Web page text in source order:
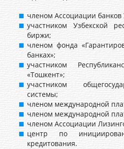
членом Ассоциации банков
участником Узбекской
биржи;
членом фонда
банках»;
участником
«Тошкент»;
участником
системы;
членом международной
членом международной
членом Ассоциации
центр по
кредитования.